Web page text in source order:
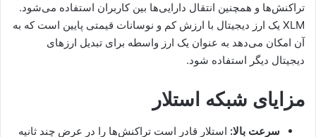
تراکنش‌ها و همچنین انتقال دارایی‌ها بین کاربران استفاده می‌شود.
XLM یک ارز دیجیتال با ارزش کم و نوسانات قیمتی پایین است که به
آن امکان می‌دهد به عنوان یک ارز واسطه برای تبدیل ارزهای
دیجیتال دیگر استفاده شود.
مزایای شبکه استلار
سرعت بالا: استلار قادر است تراکنش‌ها را در عرض چند ثانیه